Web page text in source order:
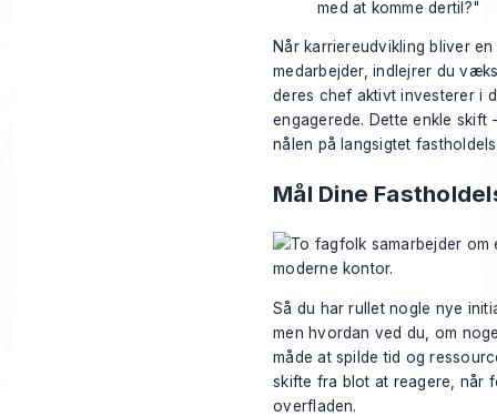
med at komme dertil?"
Når karriereudvikling bliver
medarbejder, indlejrer du
deres chef aktivt investerer i
engagerede. Dette enkle
nålen på langsigtet
Mål Dine
Så du har rullet nogle nye
men hvordan ved du, om
måde at spilde tid og
skifte fra blot at reagere, når
overfladen.